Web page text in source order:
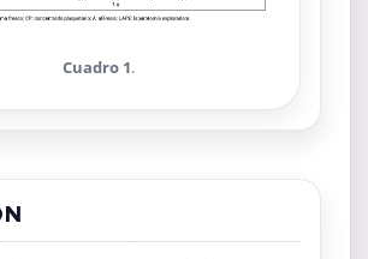
Cuadro 1.